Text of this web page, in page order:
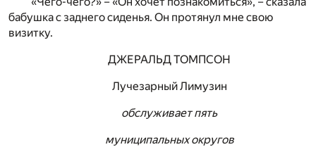
бабушка с заднего сиденья. Он протянул мне свою
визитку.
ДЖЕРАЛЬД ТОМПСОН
Лучезарный Лимузин
обслуживает пять
муниципальных округов